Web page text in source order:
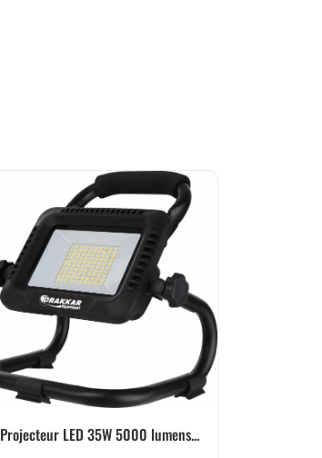
Projecteur LED 35W 5000 lumens...